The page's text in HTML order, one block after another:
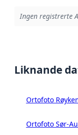
Ingen registrerte
Liknande
Ortofoto
Ortofoto Sør-